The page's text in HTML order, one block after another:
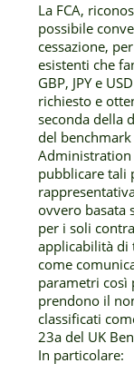
La FCA,
possibile
cessazione,
esistenti che
GBP, JPY e
richiesto e
seconda della
del benchmark
Administration
pubblicare tali
ovvero basata
per i soli
applicabilità di
come
parametri così
prendono il
classificati
23a del UK
In particolare: